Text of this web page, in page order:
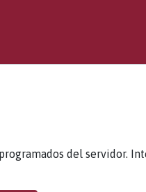
del servidor.